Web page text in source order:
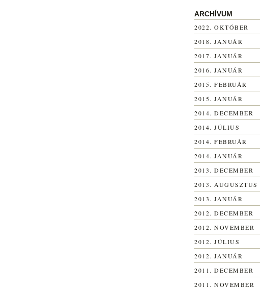
ARCHÍVUM
2022. OKTÓBER
2018. JANUÁR
2017. JANUÁR
2016. JANUÁR
2015. FEBRUÁR
2015. JANUÁR
2014. DECEMBER
2014. JÚLIUS
2014. FEBRUÁR
2014. JANUÁR
2013. DECEMBER
2013. AUGUSZTUS
2013. JANUÁR
2012. DECEMBER
2012. NOVEMBER
2012. JÚLIUS
2012. JANUÁR
2011. DECEMBER
2011. NOVEMBER